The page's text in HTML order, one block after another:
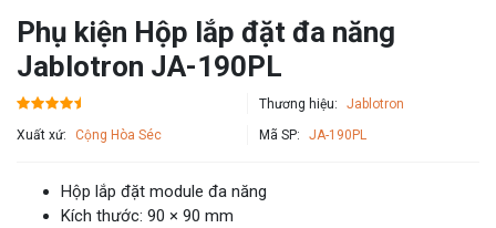
Phụ kiện Hộp lắp đặt đa năng
Jablotron JA-190PL
Thương hiệu: Jablotron
Xuất xứ: Cộng Hòa Séc Mã SP: JA-190PL
Hộp lắp đặt module đa năng
Kích thước: 90 × 90 mm